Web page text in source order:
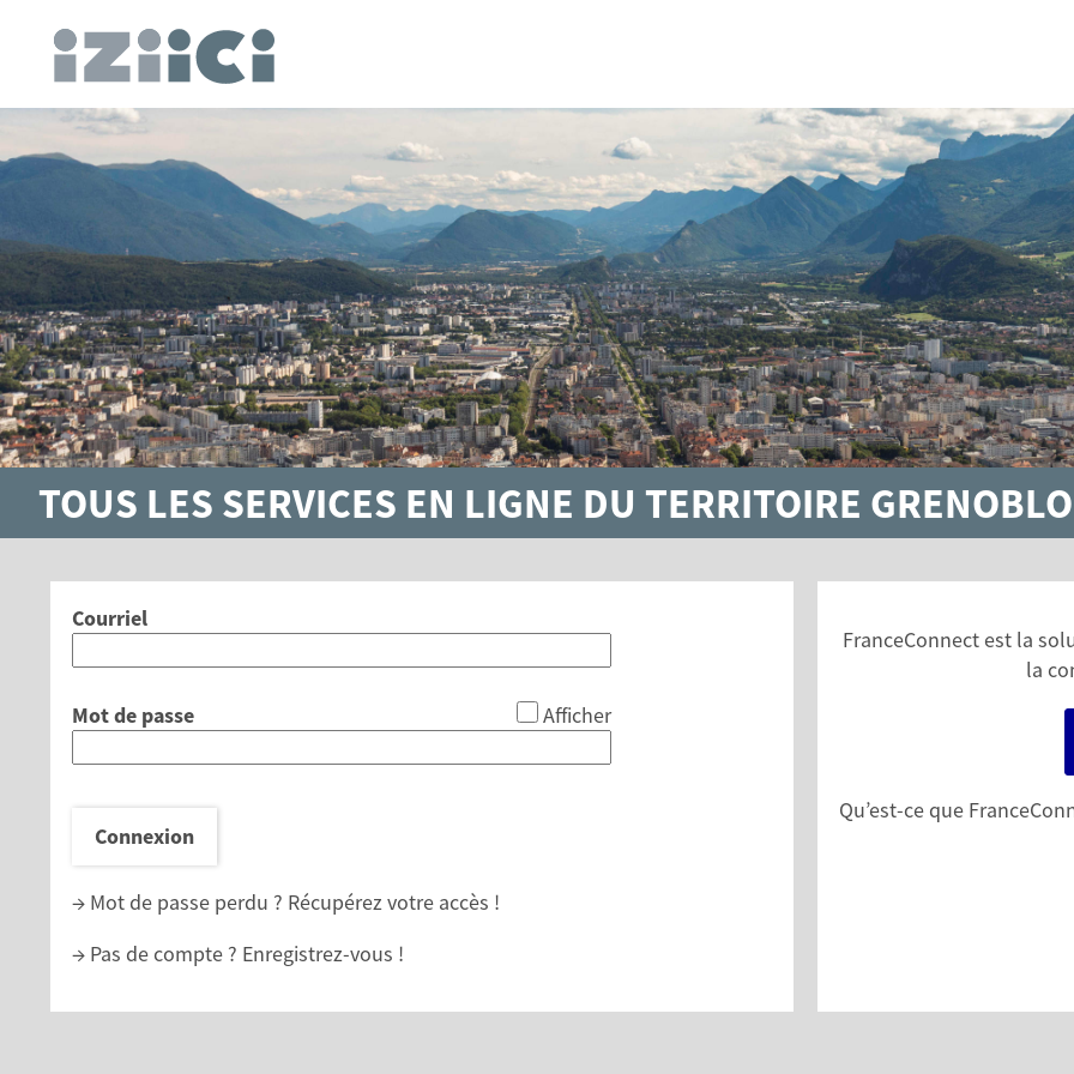
TOUS LES SERVICES EN LIGNE DU TERRITOIRE
Courriel
Mot de passe Afficher
Connexion
→ Mot de passe perdu ? Récupérez votre accès !
→ Pas de compte ? Enregistrez-vous !
FranceConnect est la
la
Qu’est-ce que